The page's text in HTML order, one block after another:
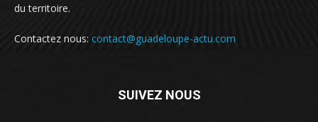
du territoire.
Contactez nous: contact@guadeloupe-actu.com
SUIVEZ NOUS